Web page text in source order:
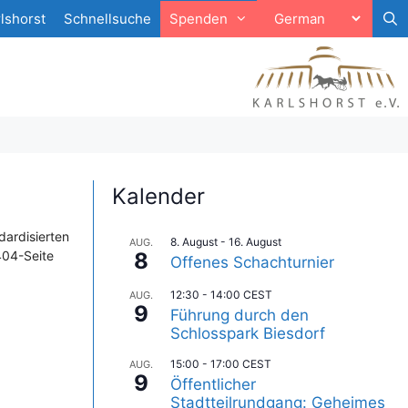
Schnellsuche Spenden
Seite
Kalender
AUG.
8
8. August - 16. August
Offenes Schachturnier
AUG.
9
12:30 - 14:00 CEST
Führung durch den
Schlosspark Biesdorf
AUG.
9
15:00 - 17:00 CEST
Öffentlicher
Stadtteilrundgang: Geheimes